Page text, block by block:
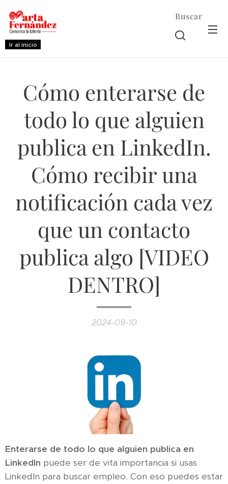
Ir al inicio
Buscar
Cómo enterarse de
todo lo que alguien
publica en LinkedIn.
Cómo recibir una
notificación cada vez
que un contacto
publica algo [VIDEO
DENTRO]
2024-09-10
Enterarse de todo lo que alguien publica en
LinkedIn puede ser de vita importancia si usas
LinkedIn para buscar empleo. Con eso puedes estar